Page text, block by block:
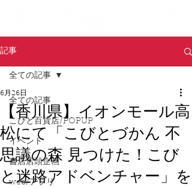
記事
全ての記事
こびと百貨店/POPUP
イベント
書店店頭企画
web/アプリ
全ての記事
【香川県】イオンモール高
松にて「こびとづかん 不
思議の森 見つけた！こび
と迷路アドベンチャー」を
6月26日